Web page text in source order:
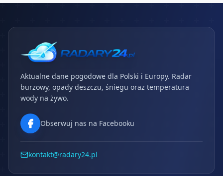
Aktualne dane pogodowe dla Polski i Europy. Radar
burzowy, opady deszczu, śniegu oraz temperatura
wody na żywo.
Obserwuj nas na Facebooku
kontakt@radary24.pl